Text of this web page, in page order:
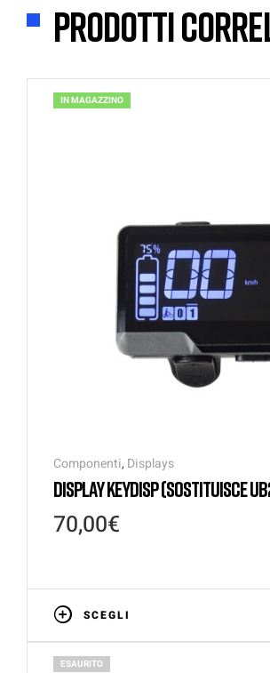
Prodotti
IN MAGAZZINO
Componenti, Displays
DISPLAY KEYDISP (SOSTITUISCE
70,00€
SCEGLI
ESAURITO